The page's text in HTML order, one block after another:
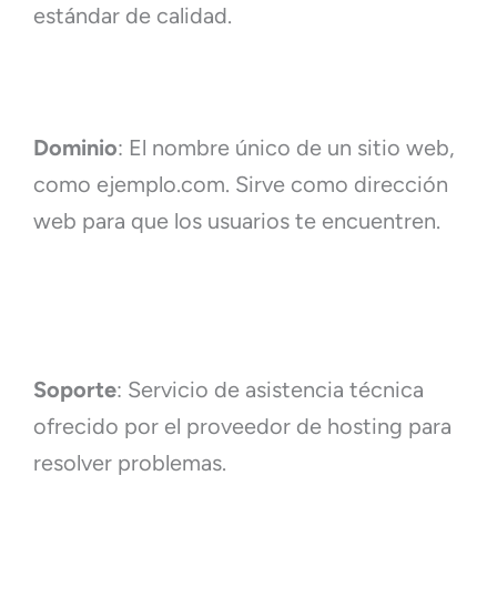
estándar de calidad.
Dominio: El nombre único de un sitio web,
como ejemplo.com. Sirve como dirección
web para que los usuarios te encuentren.
Soporte: Servicio de asistencia técnica
ofrecido por el proveedor de hosting para
resolver problemas.